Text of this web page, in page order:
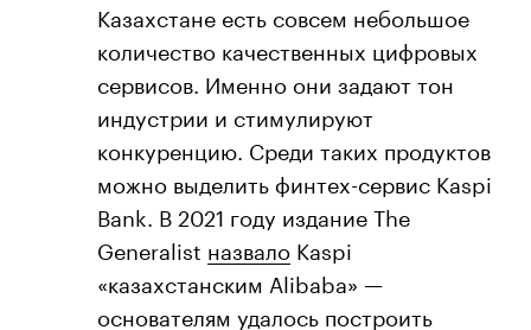
Казахстане есть совсем небольшое
количество качественных цифровых
сервисов. Именно они задают тон
индустрии и стимулируют
конкуренцию. Среди таких продуктов
можно выделить финтех-сервис Kaspi
Bank. В 2021 году издание The
Generalist назвало Kaspi
«казахстанским Alibaba» —
основателям удалось построить